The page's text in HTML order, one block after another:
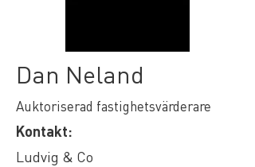
Dan Neland
Auktoriserad fastighetsvärderare
Kontakt:
Ludvig & Co